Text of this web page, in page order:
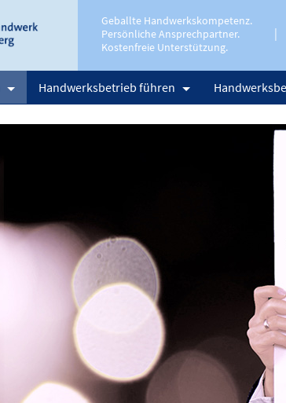
Geballte Handwerkskompetenz.
Persönliche Ansprechpartner.
Kostenfreie Unterstützung.
Handwerksbetrieb führen